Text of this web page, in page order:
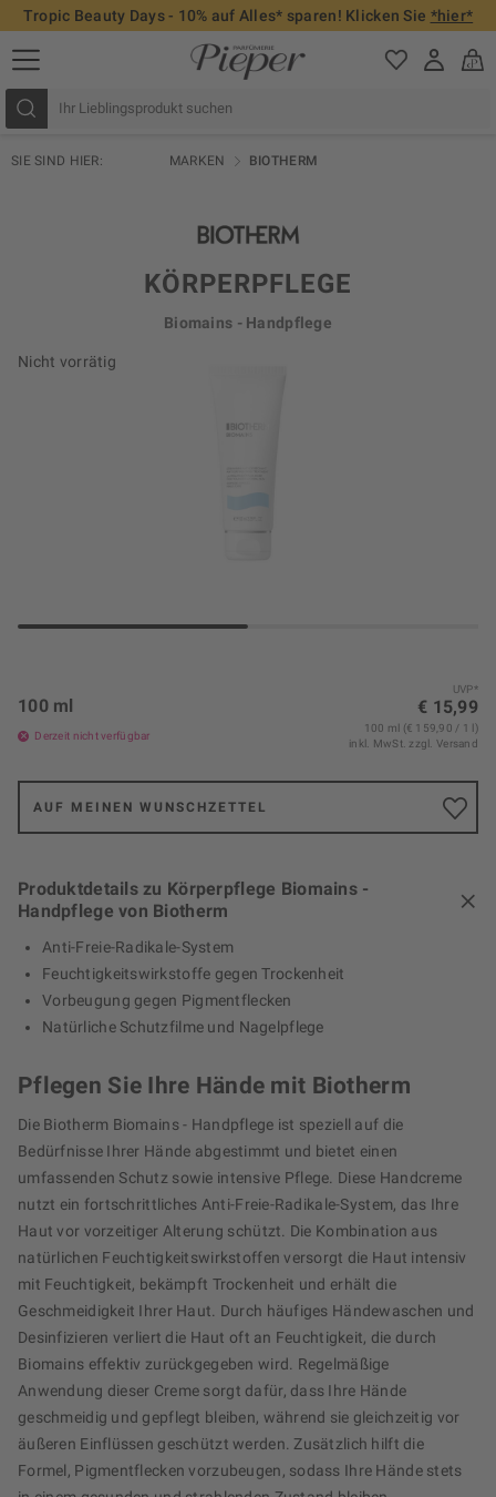
Tropic Beauty Days - 10% auf Alles* sparen! Klicken Sie *hier*
SIE SIND HIER: MARKEN BIOTHERM
Nicht vorrätig
KÖRPERPFLEGE
Biomains - Handpflege
UVP*
€ 15,99
100 ml
Derzeit nicht verfügbar
100 ml (€ 159,90 / 1 l)
inkl. MwSt.zzgl. Versand
AUF MEINEN WUNSCHZETTEL
Produktdetails zu Körperpflege Biomains -
Handpflege von Biotherm
Anti-Freie-Radikale-System
Feuchtigkeitswirkstoffe gegen Trockenheit
Vorbeugung gegen Pigmentflecken
Natürliche Schutzfilme und Nagelpflege
Pflegen Sie Ihre Hände mit Biotherm
Die Biotherm Biomains - Handpflege ist speziell auf die
Bedürfnisse Ihrer Hände abgestimmt und bietet einen
umfassenden Schutz sowie intensive Pflege. Diese Handcreme
nutzt ein fortschrittliches Anti-Freie-Radikale-System, das Ihre
Haut vor vorzeitiger Alterung schützt. Die Kombination aus
natürlichen Feuchtigkeitswirkstoffen versorgt die Haut intensiv
mit Feuchtigkeit, bekämpft Trockenheit und erhält die
Geschmeidigkeit Ihrer Haut. Durch häufiges Händewaschen und
Desinfizieren verliert die Haut oft an Feuchtigkeit, die durch
Biomains effektiv zurückgegeben wird. Regelmäßige
Anwendung dieser Creme sorgt dafür, dass Ihre Hände
geschmeidig und gepflegt bleiben, während sie gleichzeitig vor
äußeren Einflüssen geschützt werden. Zusätzlich hilft die
Formel, Pigmentflecken vorzubeugen, sodass Ihre Hände stets